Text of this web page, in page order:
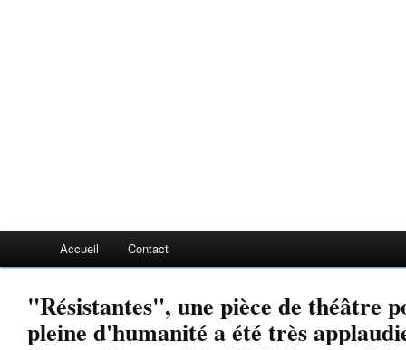
Accueil Contact
"Résistantes", une pièce de théâtre
pleine d'humanité a été très